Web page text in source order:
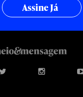
Assine Já